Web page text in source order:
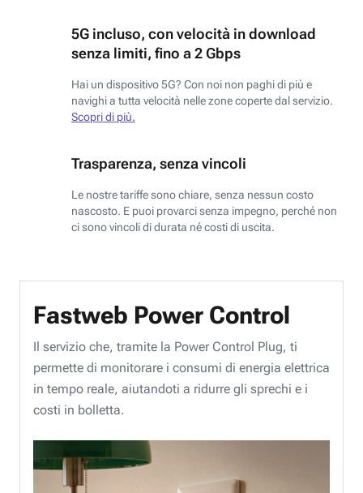
5G incluso, con velocità in download
senza limiti, fino a 2 Gbps
Hai un dispositivo 5G? Con noi non paghi di più e
navighi a tutta velocità nelle zone coperte dal servizio.
Scopri di più.
Trasparenza, senza vincoli
Le nostre tariffe sono chiare, senza nessun costo
nascosto. E puoi provarci senza impegno, perché non
ci sono vincoli di durata né costi di uscita.
Fastweb Power Control
Il servizio che, tramite la Power Control Plug, ti
permette di monitorare i consumi di energia elettrica
in tempo reale, aiutandoti a ridurre gli sprechi e i
costi in bolletta.